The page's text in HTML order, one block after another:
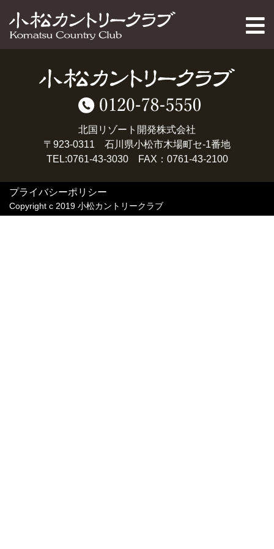
PAGE TOP
北国リゾート開発株式会社
〒923-0311 石川県小松市木場町セ-1番地
TEL:0761-43-3030 FAX：0761-43-2100
プライバシーポリシー
Copyright c 2019 小松カントリークラブ